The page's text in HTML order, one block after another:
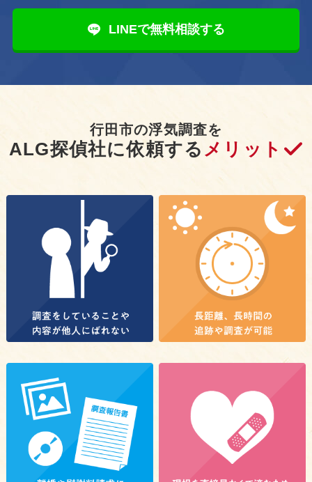
LINEで無料相談する
行田市の浮気調査を
ALG探偵社に依頼する メリット